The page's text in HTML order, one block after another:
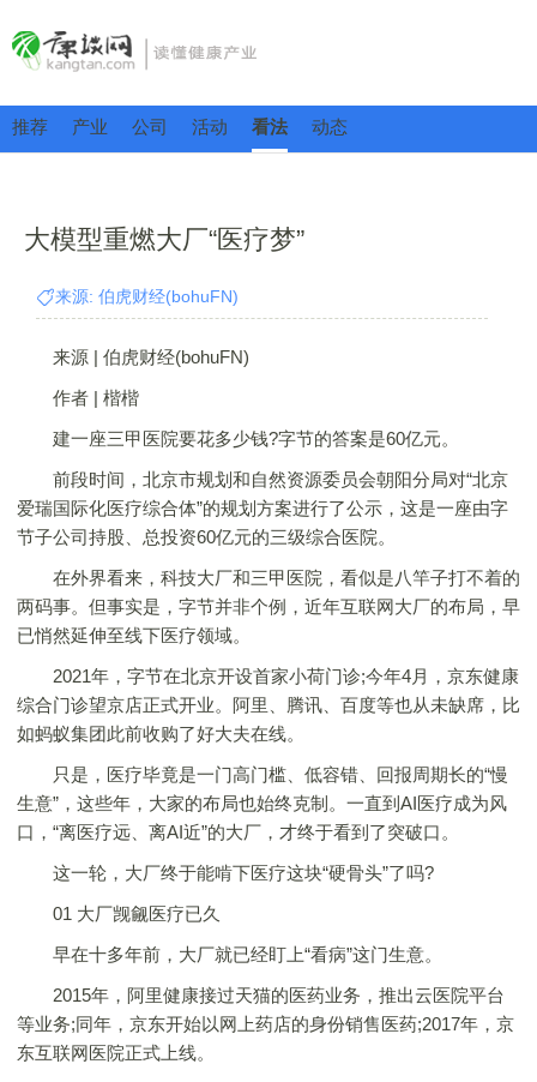
推荐 产业 公司 活动 看法 动态
大模型重燃大厂“医疗梦”
来源: 伯虎财经(bohuFN)
来源 | 伯虎财经(bohuFN)
作者 | 楷楷
建一座三甲医院要花多少钱?字节的答案是60亿元。
前段时间，北京市规划和自然资源委员会朝阳分局对“北京
爱瑞国际化医疗综合体”的规划方案进行了公示，这是一座由字
节子公司持股、总投资60亿元的三级综合医院。
在外界看来，科技大厂和三甲医院，看似是八竿子打不着的
两码事。但事实是，字节并非个例，近年互联网大厂的布局，早
已悄然延伸至线下医疗领域。
2021年，字节在北京开设首家小荷门诊;今年4月，京东健康
综合门诊望京店正式开业。阿里、腾讯、百度等也从未缺席，比
如蚂蚁集团此前收购了好大夫在线。
只是，医疗毕竟是一门高门槛、低容错、回报周期长的“慢
生意”，这些年，大家的布局也始终克制。一直到AI医疗成为风
口，“离医疗远、离AI近”的大厂，才终于看到了突破口。
这一轮，大厂终于能啃下医疗这块“硬骨头”了吗?
01 大厂觊觎医疗已久
早在十多年前，大厂就已经盯上“看病”这门生意。
2015年，阿里健康接过天猫的医药业务，推出云医院平台
等业务;同年，京东开始以网上药店的身份销售医药;2017年，京
东互联网医院正式上线。